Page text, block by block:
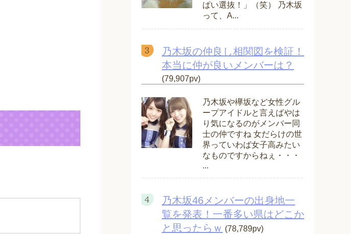
ぱい選抜！」（笑） 乃木坂
って、A...
乃木坂の仲良し相関図を検証！
本当に仲が良いメンバーは？
(79,907pv)
乃木坂や欅坂など女性グル
ープアイドルと言えばやは
り気になるのがメンバー同
士の仲ですね 女だらけの世
界っていわば女子高みたい
なものですからねぇ・・・
...
乃木坂46メンバーの出身地一
覧を発表！一番多い県はどこか
と思ったらｗ (78,789pv)